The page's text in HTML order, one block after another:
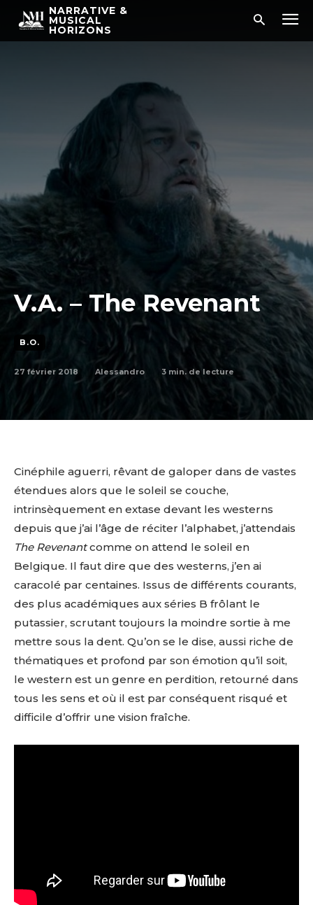
NARRATIVE &
MUSICAL
HORIZONS
V.A. – The Revenant
B.O.
27 février 2018 Alessandro 3 min. de lecture
Cinéphile aguerri, rêvant de galoper dans de vastes
étendues alors que le soleil se couche,
intrinsèquement en extase devant les westerns
depuis que j’ai l’âge de réciter l’alphabet, j’attendais
The Revenantcomme on attend le soleil en
Belgique. Il faut dire que des westerns, j’en ai
caracolé par centaines. Issus de différents courants,
des plus académiques aux séries B frôlant le
putassier, scrutant toujours la moindre sortie à me
mettre sous la dent. Qu’on se le dise, aussi riche de
thématiques et profond par son émotion qu’il soit,
le western est un genre en perdition, retourné dans
tous les sens et où il est par conséquent risqué et
difficile d’offrir une vision fraîche.